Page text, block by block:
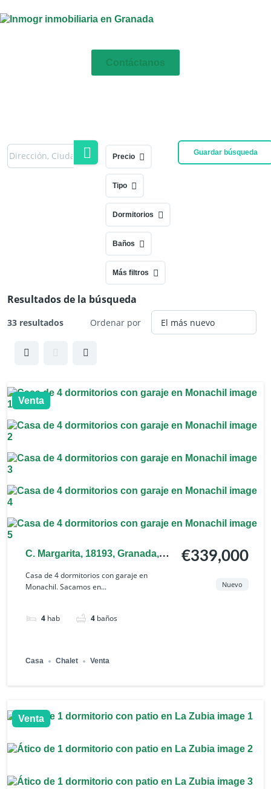
Contáctanos
Guardar búsqueda
Precio
Tipo
Dormitorios
Baños
Más filtros
Resultados de la búsqueda
33 resultados Ordenar por
Venta
C. Margarita, 18193, Granada,
España
Casa de 4 dormitorios con garaje en
Monachil. Sacamos en...
4 hab 4 baños
€339,000
Nuevo
Casa Chalet Venta
Venta